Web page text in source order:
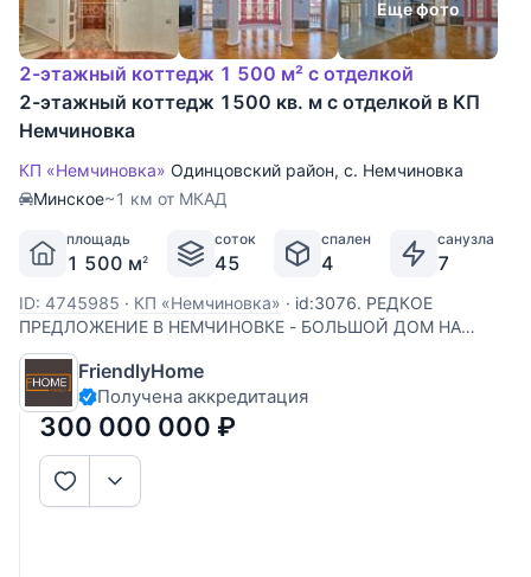
Еще фото
2-этажный коттедж 1 500 м² с отделкой
2-этажный коттедж 1500 кв. м с отделкой в КП
Немчиновка
КП «Немчиновка» Одинцовский район, с. Немчиновка
Минское~1 км от МКАД
площадь
1 500 м2
соток
45
спален
4
санузла
7
ID: 4745985 · КП «Немчиновка» · id:3076. РЕДКОЕ
ПРЕДЛОЖЕНИЕ В НЕМЧИНОВКЕ - БОЛЬШОЙ ДОМ НА
БОЛЬШОМ УЧАСТКЕ ! Предлагается роскошный дом в
классическом стиле, площадью 1300кв.м, на участке 45
соток. Дом расположен в поселке Немчиновка, в 2 км от
Москвы, в экологически чистом месте.
FriendlyHome
Получена аккредитация
300 000 000 ₽